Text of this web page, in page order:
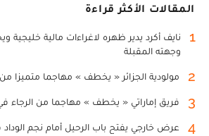
المقالات الأكثر قراءة
1
نايف أكرد يدير ظهره لاغراءات مالية خليجية
وجهته المقبلة
2 مولودية الجزائر « يخطف » مهاجما متميزا من
3 فريق إماراتي « يخطف » مهاجما من الرجاء
4 عرض خارجي يفتح باب الرحيل أمام نجم الوداد